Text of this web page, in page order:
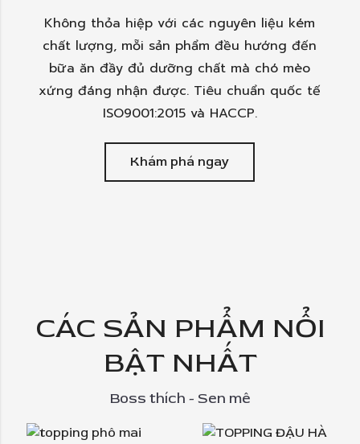
Không thỏa hiệp với các nguyên liệu kém
chất lượng, mỗi sản phẩm đều hướng đến
bữa ăn đầy đủ dưỡng chất mà chó mèo
xứng đáng nhận được. Tiêu chuẩn quốc tế
ISO9001:2015 và HACCP.
Khám phá ngay
CÁC SẢN PHẨM NỔI
BẬT NHẤT
Boss thích - Sen mê